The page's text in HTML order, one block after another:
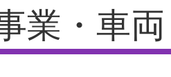
業・車両